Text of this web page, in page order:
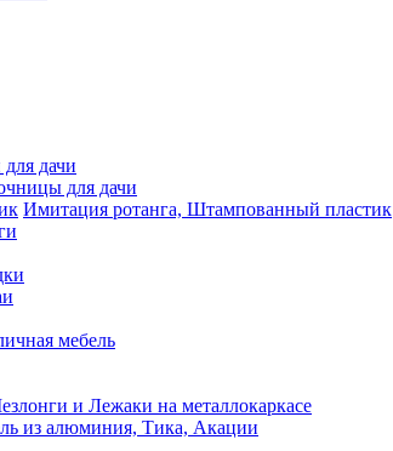
дачи
для дачи
Имитация ротанга, Штампованный пластик
мебель
и Лежаки на металлокаркасе
из алюминия, Тика, Акации